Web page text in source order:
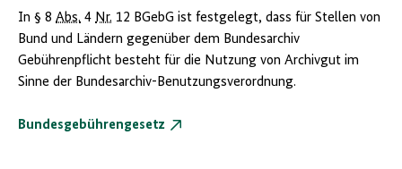
In § 8 Abs. 4 Nr. 12 BGebG ist festgelegt, dass für Stellen von
Bund und Ländern gegenüber dem Bundesarchiv
Gebührenpflicht besteht für die Nutzung von Archivgut im
Sinne der Bundesarchiv-Benutzungsverordnung.
Bundesgebührengesetz